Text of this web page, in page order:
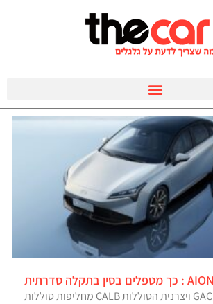
יצרנית הרכב הסינית GAC ויצרנית הסוללות CALB מחליפות סוללות